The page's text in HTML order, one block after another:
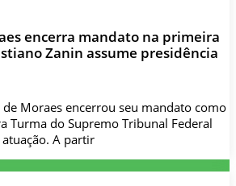
encerra mandato na primeira
Zanin assume presidência
Moraes encerrou seu mandato como
Turma do Supremo Tribunal Federal
atuação. A partir